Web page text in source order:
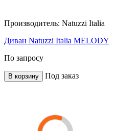
Производитель: Natuzzi Italia
Диван Natuzzi Italia MELODY
По запросу
В корзину Под заказ